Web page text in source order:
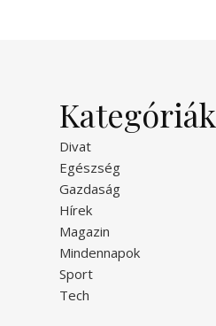
Kategóriák
Divat
Egészség
Gazdaság
Hírek
Magazin
Mindennapok
Sport
Tech